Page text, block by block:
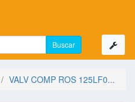
VALV COMP ROS 125LF0...